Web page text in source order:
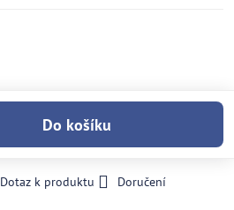
Do košíku
Dotaz k produktu
Doručení